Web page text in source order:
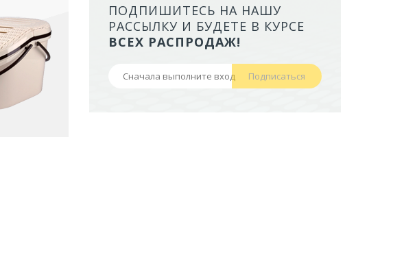
ЛОТОК ALTA
НОЖКАХ)
ПОДПИШИТЕСЬ НА НАШУ
РАССЫЛКУ И БУДЕТЕ В КУРСЕ
ВСЕХ РАСПРОДАЖ!
Подписаться